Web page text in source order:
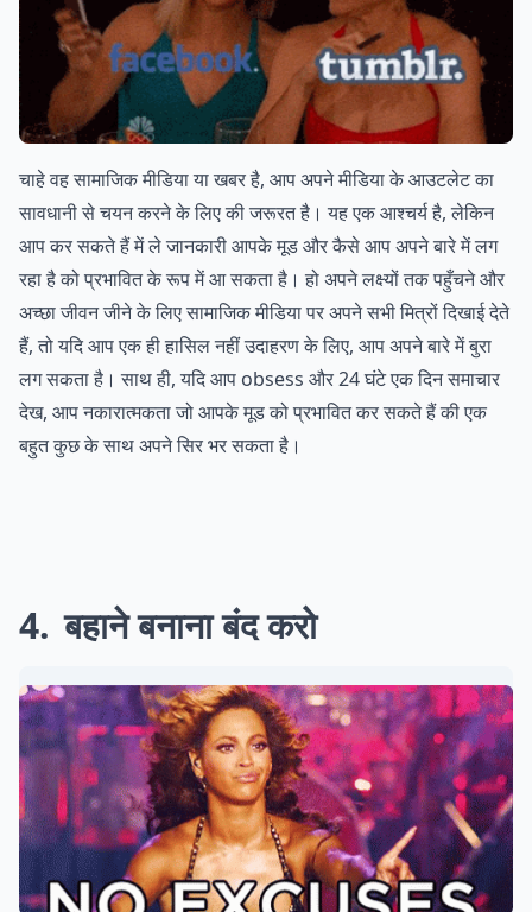
चाहे वह सामाजिक मीडिया या खबर है, आप अपने मीडिया के आउटलेट का
सावधानी से चयन करने के लिए की जरूरत है। यह एक आश्चर्य है, लेकिन
आप कर सकते हैं में ले जानकारी आपके मूड और कैसे आप अपने बारे में लग
रहा है को प्रभावित के रूप में आ सकता है। हो अपने लक्ष्यों तक पहुँचने और
अच्छा जीवन जीने के लिए सामाजिक मीडिया पर अपने सभी मित्रों दिखाई देते
हैं, तो यदि आप एक ही हासिल नहीं उदाहरण के लिए, आप अपने बारे में बुरा
लग सकता है। साथ ही, यदि आप obsess और 24 घंटे एक दिन समाचार
देख, आप नकारात्मकता जो आपके मूड को प्रभावित कर सकते हैं की एक
बहुत कुछ के साथ अपने सिर भर सकता है।
4 बहाने बनाना बंद करो